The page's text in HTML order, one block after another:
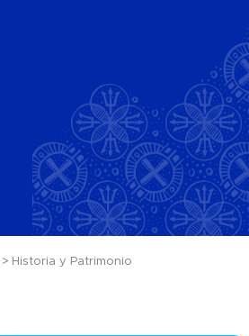
Historia y Patrimonio